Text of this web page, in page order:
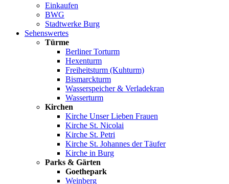
Einkaufen
BWG
Stadtwerke Burg
Sehenswertes
Türme
Berliner Torturm
Hexenturm
Freiheitsturm (Kuhturm)
Bismarckturm
Wasserspeicher & Verladekran
Wasserturm
Kirchen
Kirche Unser Lieben Frauen
Kirche St. Nicolai
Kirche St. Petri
Kirche St. Johannes der Täufer
Kirche in Burg
Parks & Gärten
Goethepark
Weinberg